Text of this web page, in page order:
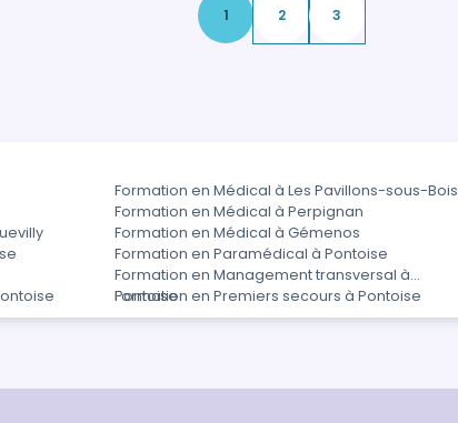
1 2 3
Formation en Médical à Les Pavillons-sous-Bois
Formation en Médical à Perpignan
Formation en Médical à Gémenos
Formation en Paramédical à Pontoise
Formation en Management transversal à
Pontoise
Formation en Premiers secours à Pontoise